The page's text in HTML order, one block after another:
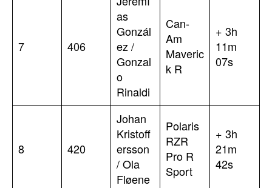
7 406
as
Gonzál
ez /
Gonzal
o
Rinaldi
Can-
Am
Maveric
k R
+ 3h
11m
07s
8 420
Johan
Kristoff
ersson
/ Ola
Fløene
Polaris
RZR
Pro R
Sport
+ 3h
21m
42s